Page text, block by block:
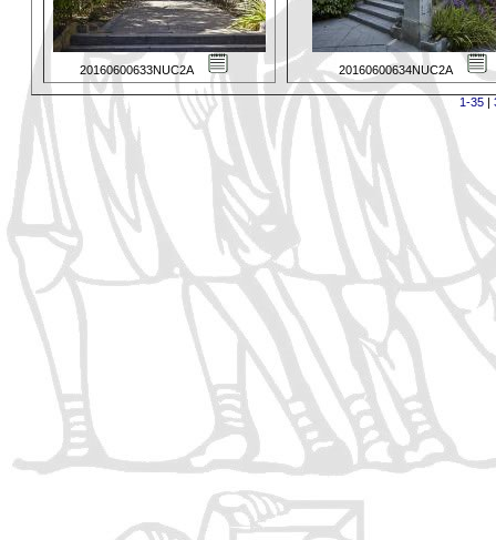
20160600633NUC2A 20160600634NUC2A
1-35|